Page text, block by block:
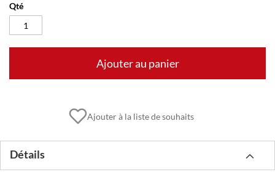
Qté
Ajouter au panier
Ajouter à la liste de souhaits
Détails